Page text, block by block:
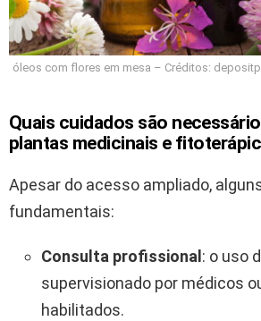
óleos com flores em mesa – Créditos:
Quais cuidados são
plantas medicinais e
Apesar do acesso ampliado,
fundamentais:
Consulta profissional : o uso
supervisionado por médicos
habilitados.